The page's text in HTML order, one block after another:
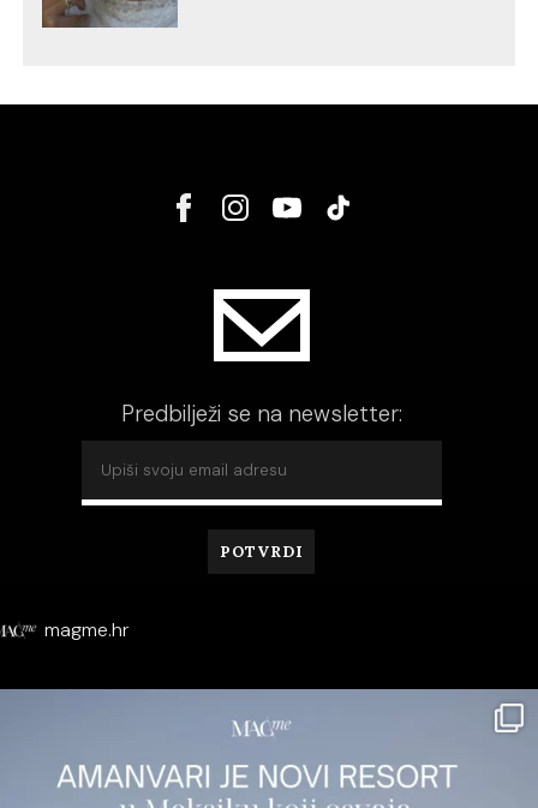
Predbilježi se na newsletter:
magme.hr